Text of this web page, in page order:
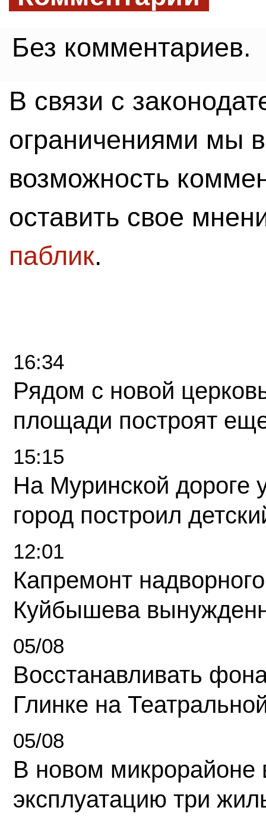
Без комментариев.
В связи с
ограничениями мы
возможность
оставить свое
паблик.
16:34
Рядом с новой
площади построят
15:15
На Муринской дороге
город построил
12:01
Капремонт
Куйбышева
05/08
Восстанавливать
Глинке на
05/08
В новом микрорайоне
эксплуатацию три